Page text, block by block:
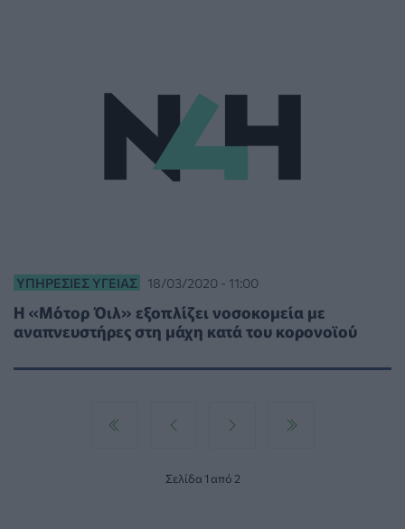
ΥΠΗΡΕΣΊΕΣ ΥΓΕΊΑΣ 18/03/2020 - 11:00
Η «Μότορ Όιλ» εξοπλίζει νοσοκομεία με
αναπνευστήρες στη μάχη κατά του κορονοϊού
Σελίδα 1 από 2